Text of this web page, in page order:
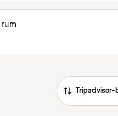
rum
Tripadvisor-